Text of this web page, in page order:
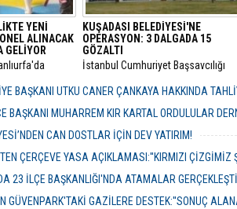
YENİ
ALINACAK
GELİYOR
aşağı
KUŞADASI BELEDİYESİ'NE
OPERASYON: 3 DALGADA 15
GÖZALTI
​İstanbul Cumhuriyet Başsavcılığı
"rüşvet" ve "irtikap"
Kuşadası Belediyesi’ne yönelik
dalga operasyonu düzenlendi.
BAŞKANI UTKU CANER ÇANKAYA HAKKINDA
BAŞKANI MUHARREM KIR KARTAL ORDULULAR
CAN DOSTLAR İÇİN DEV YATIRIM!
ÇERÇEVE YASA AÇIKLAMASI:''KIRMIZI
23 İLÇE BAŞKANLIĞI'NDA ATAMALAR GERÇEKLEŞTİ
GÜVENPARK'TAKİ GAZİLERE DESTEK:''SONUÇ